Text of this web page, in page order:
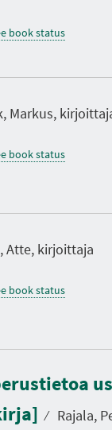
book status
Markus,
book status
Atte, kirjoittaja
book status
⁄ Rajala,